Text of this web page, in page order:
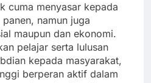
cuma menyasar kepada
namun juga
maupun dan ekonomi.
pelajar serta lulusan
kepada masyarakat,
berperan aktif dalam